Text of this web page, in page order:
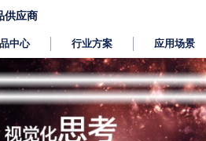
供应商
中心 行业方案 应用场景